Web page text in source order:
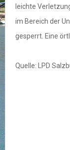
leichte
im Bereich der
gesperrt. Eine
Quelle: LPD